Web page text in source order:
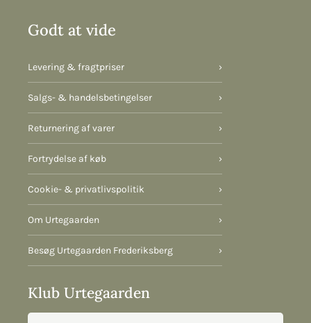
Godt at vide
Levering & fragtpriser ›
Salgs- & handelsbetingelser ›
Returnering af varer ›
Fortrydelse af køb ›
Cookie- & privatlivspolitik ›
Om Urtegaarden ›
Besøg Urtegaarden Frederiksberg ›
Klub Urtegaarden